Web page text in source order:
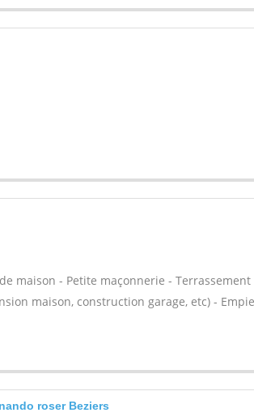
maison - Petite maçonnerie -
maison, construction garage, etc) -
roser Beziers